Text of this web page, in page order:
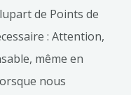
de Points de
: Attention,
même en
nous